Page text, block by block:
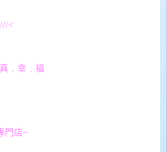
<
﹒幸﹒福
門店~